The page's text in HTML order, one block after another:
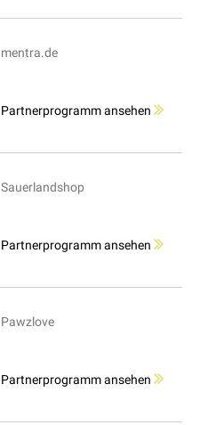
mentra.de
Partnerprogramm ansehen
Sauerlandshop
Partnerprogramm ansehen
Pawzlove
Partnerprogramm ansehen